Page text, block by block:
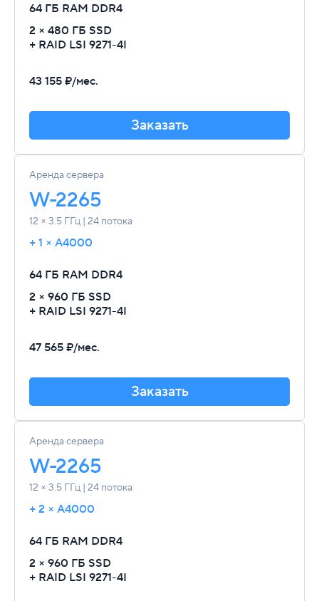
64 ГБ RAM DDR4
2 × 480 ГБ SSD
+ RAID LSI 9271-4I
43 155 ₽/мес.
Заказать
Аренда сервера
W-2265
12 × 3.5 ГГц | 24 потока
64 ГБ RAM DDR4
2 × 960 ГБ SSD
+ RAID LSI 9271-4I
47 565 ₽/мес.
Заказать
+ 1 × A4000
Аренда сервера
W-2265
12 × 3.5 ГГц | 24 потока
64 ГБ RAM DDR4
2 × 960 ГБ SSD
+ RAID LSI 9271-4I
+ 2 × A4000